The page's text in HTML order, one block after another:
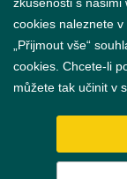
cookies naleznete v
„Přijmout vše“
cookies. Chcete-li
můžete tak učinit v